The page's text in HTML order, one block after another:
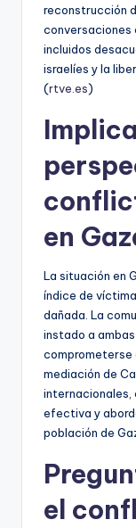
reconstrucción
conversaciones
incluidos
israelíes y la
(rtve.es)
en
La situación en
índice de
dañada. La
instado a
comprometerse
mediación de
internacionales,
efectiva y
población de
el